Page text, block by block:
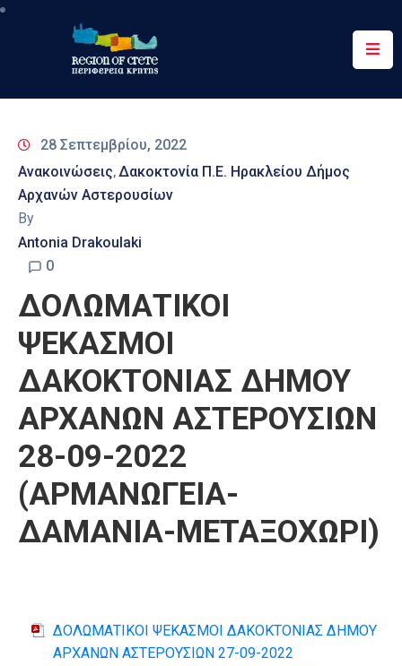
Περιφέρεια
&
Δράσεις
Ψηφιακές
Υπηρεσίες
Επικοινωνία
28 Σεπτεμβρίου, 2022
Ανακοινώσεις‚Δακοκτονία Π.Ε. Ηρακλείου Δήμος
Αρχανών Αστερουσίων
By
Antonia Drakoulaki
0
ΔΟΛΩΜΑΤΙΚΟΙ
ΨΕΚΑΣΜΟΙ
ΔΑΚΟΚΤΟΝΙΑΣ ΔΗΜΟΥ
ΑΡΧΑΝΩΝ ΑΣΤΕΡΟΥΣΙΩΝ
28-09-2022
(ΑΡΜΑΝΩΓΕΙΑ-
ΔΑΜΑΝΙΑ-ΜΕΤΑΞΟΧΩΡΙ)
ΔΟΛΩΜΑΤΙΚΟΙ ΨΕΚΑΣΜΟΙ ΔΑΚΟΚΤΟΝΙΑΣ ΔΗΜΟΥ
ΑΡΧΑΝΩΝ ΑΣΤΕΡΟΥΣΙΩΝ 27-09-2022